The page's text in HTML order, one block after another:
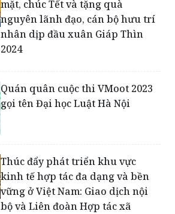
mặt, chúc Tết và tặng quà
nguyên lãnh đạo, cán bộ hưu trí
nhân dịp đầu xuân Giáp Thìn
2024
Quán quân cuộc thi VMoot 2023
gọi tên Đại học Luật Hà Nội
Thúc đẩy phát triển khu vực
kinh tế hợp tác đa dạng và bền
vững ở Việt Nam: Giao dịch nội
bộ và Liên đoàn Hợp tác xã